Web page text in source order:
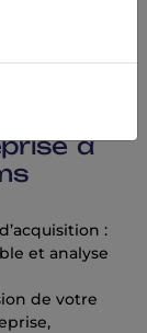
avec le
à
:
et analyse
de votre